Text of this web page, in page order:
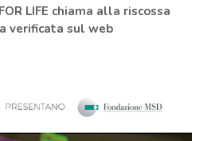
LIFE chiama alla riscossa
verificata sul web